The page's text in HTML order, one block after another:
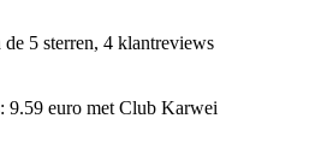
5 sterren, 4 klantreviews
9.59 euro met Club Karwei